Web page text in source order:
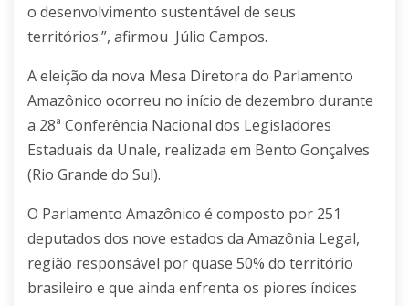
o desenvolvimento sustentável de seus
territórios.”, afirmou Júlio Campos.
A eleição da nova Mesa Diretora do Parlamento
Amazônico ocorreu no início de dezembro durante
a 28ª Conferência Nacional dos Legisladores
Estaduais da Unale, realizada em Bento Gonçalves
(Rio Grande do Sul).
O Parlamento Amazônico é composto por 251
deputados dos nove estados da Amazônia Legal,
região responsável por quase 50% do território
brasileiro e que ainda enfrenta os piores índices